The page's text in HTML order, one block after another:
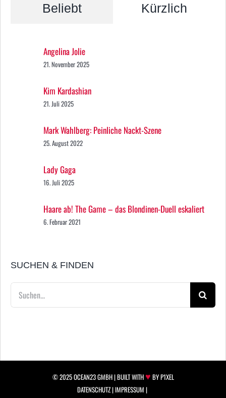
Beliebt Kürzlich
Angelina Jolie
21. November 2025
Kim Kardashian
21. Juli 2025
Mark Wahlberg: Peinliche Nackt-Szene
25. August 2022
Lady Gaga
16. Juli 2025
Haare ab! The Game – das Blondinen-Duell eskaliert
6. Februar 2021
SUCHEN & FINDEN
Suche
nach:
© 2025 OCEAN23 GMBH |BUILT WITH ♥ BY P1XEL
DATENSCHUTZ|IMPRESSUM |